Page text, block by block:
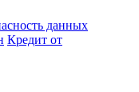
данных
Кредит от